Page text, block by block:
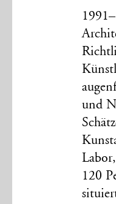
und
120